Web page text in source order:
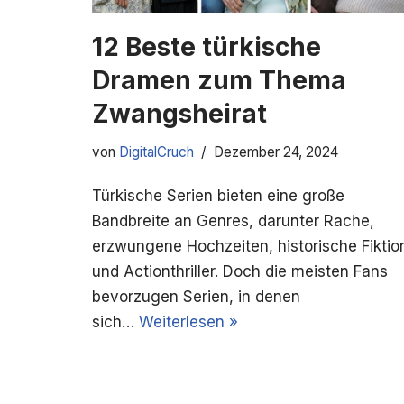
12 Beste türkische
Dramen zum Thema
Zwangsheirat
von DigitalCruch Dezember 24, 2024
Türkische Serien bieten eine große
Bandbreite an Genres, darunter Rache,
erzwungene Hochzeiten, historische
und Actionthriller. Doch die meisten Fans
bevorzugen Serien, in denen
sich… Weiterlesen »